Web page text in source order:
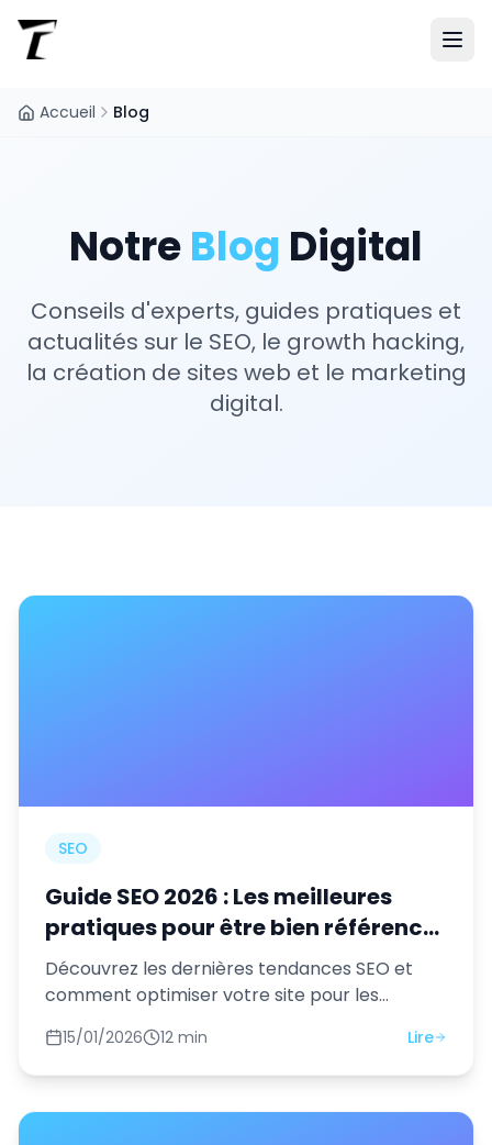
Accueil Blog
NotreBlog Digital
Conseils d'experts, guides pratiques et
actualités sur le SEO, le growth hacking,
la création de sites web et le marketing
digital.
SEO
Guide SEO 2026 : Les meilleures
pratiques pour être bien référencé
sur Google
Découvrez les dernières tendances SEO et
comment optimiser votre site pour les
moteurs de recherche en 2026. Guide
complet avec stratégies concrètes.
15/01/2026 12 min Lire